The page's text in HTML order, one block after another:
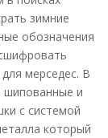
зимние
обозначения
мерседес. В
шипованные и
с системой
который